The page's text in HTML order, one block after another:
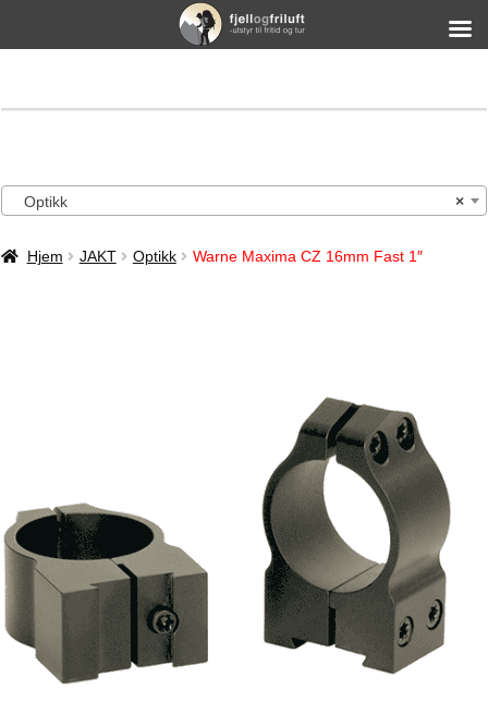
×
Optikk
Hjem JAKT Optikk Warne Maxima CZ 16mm Fast 1″